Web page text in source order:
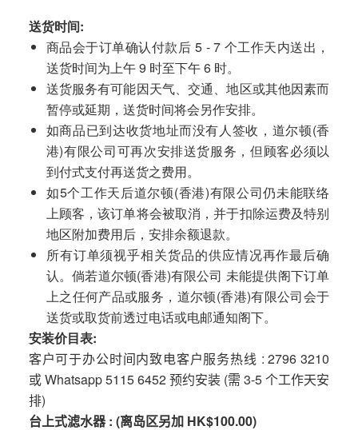
送货时间:
商品会于订单确认付款后 5 - 7 个工作天内送出，
送货时间为上午 9 时至下午 6 时。
送货服务有可能因天气、交通、地区或其他因素而
暂停或延期，送货时间将会另作安排。
如商品已到达收货地址而没有人签收，道尔顿(香
港)有限公司可再次安排送货服务，但顾客必须以
到付式支付再送货之费用。
如5个工作天后道尔顿(香港)有限公司仍未能联络
上顾客，该订单将会被取消，并于扣除运费及特别
地区附加费用后，安排余额退款。
所有订单须视乎相关货品的供应情况再作最后确
认。倘若道尔顿(香港)有限公司 未能提供阁下订单
上之任何产品或服务，道尔顿(香港)有限公司会于
送货或取货前透过电话或电邮通知阁下。
安装价目表:
客户可于办公时间内致电客户服务热线 : 2796 3210
或 Whatsapp 5115 6452 预约安装 (需 3-5 个工作天安
排)
台上式滤水器 : (离岛区另加 HK$100.00)